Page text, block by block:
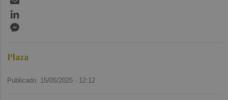
Plaza
Publicado: 15/05/2025 · 12:12